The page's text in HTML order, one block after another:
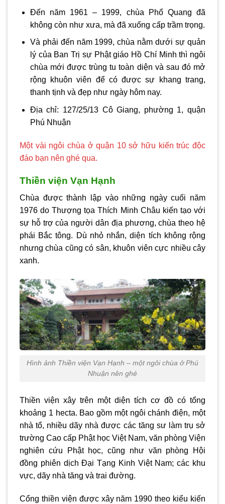
Đến năm 1961 – 1999, chùa Phổ Quang đã
không còn như xưa, mà đã xuống cấp trầm trọng.
Và phải đến năm 1999, chùa nằm dưới sự quản
lý của Ban Trị sự Phật giáo Hồ Chí Minh thì ngôi
chùa mới được trùng tu toàn diện và sau đó mở
rộng khuôn viên để có được sự khang trang,
thanh tịnh và đẹp như ngày hôm nay.
Địa chỉ: 127/25/13 Cô Giang, phường 1, quận
Phú Nhuận
Một vài ngôi chùa ở quận 10 sở hữu kiến trúc độc
đáo bạn nên ghé qua.
Thiền viện Vạn Hạnh
Chùa được thành lập vào những ngày cuối năm
1976 do Thượng tọa Thích Minh Châu kiến tạo với
sự hỗ trợ của người dân địa phương, chùa theo hệ
phái Bắc tông. Dù nhỏ nhắn, diện tích không rộng
nhưng chùa cũng có sân, khuôn viên cực nhiều cây
xanh.
Hình ảnh Thiền viện Vạn Hạnh – một ngôi chùa ở Phú
Nhuận nên ghé
Thiền viện xây trên một diện tích cơ đồ có tổng
khoảng 1 hecta. Bao gồm một ngôi chánh điện, một
nhà tổ, nhiều dãy nhà được các tăng sư làm trụ sở
trường Cao cấp Phật học Việt Nam, văn phòng Viện
nghiên cứu Phật học, cũng như văn phòng Hội
đồng phiên dịch Đại Tạng Kinh Việt Nam; các khu
vực, dãy nhà tăng và trai đường.
Cổng thiền viện được xây năm 1990 theo kiểu kiến